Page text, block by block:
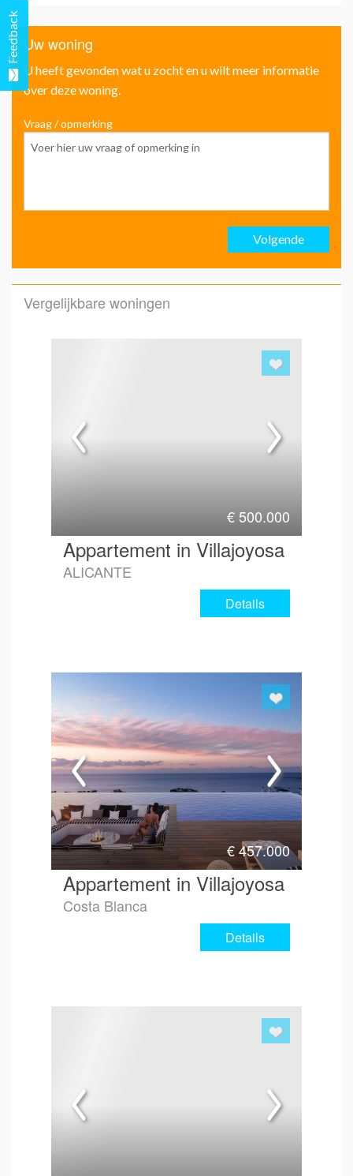
Uw woning
U heeft gevonden wat u zocht en u wilt meer informatie
over deze woning.
Vraag / opmerking
Volgende
Vergelijkbare woningen
€ 500.000
Appartement in Villajoyosa
ALICANTE
Details
€457.000
Appartement in Villajoyosa
Costa Blanca
Details
Feedback